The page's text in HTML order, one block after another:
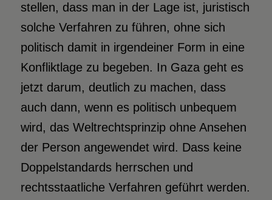
stellen, dass man in der Lage ist, juristisch
solche Verfahren zu führen, ohne sich
politisch damit in irgendeiner Form in eine
Konfliktlage zu begeben. In Gaza geht es
jetzt darum, deutlich zu machen, dass
auch dann, wenn es politisch unbequem
wird, das Weltrechtsprinzip ohne Ansehen
der Person angewendet wird. Dass keine
Doppelstandards herrschen und
rechtsstaatliche Verfahren geführt werden.